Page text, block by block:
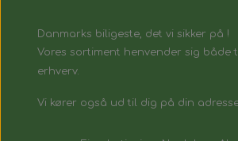
Danmarks biligeste, det vi sikker på !
Vores sortiment henvender sig både
erhverv.
Vi kører også ud til dig på din